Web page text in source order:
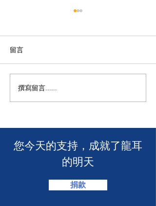
【龍耳資訊】
留言
撰寫留言......
​您今天的支持，成就了龍耳
的明天
捐款